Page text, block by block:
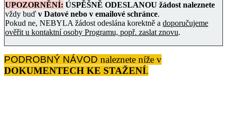
UPOZORNĚNÍ: ÚSPĚŠNĚ ODESLANOU žádost naleznete
vždy buď v Datové nebo v emailové schránce.
Pokud ne, NEBYLA žádost odeslána korektně a doporučujeme
ověřit u kontaktní osoby Programu, popř. zaslat znovu.
PODROBNÝ NÁVOD naleznete níže v
DOKUMENTECH KE STAŽENÍ.